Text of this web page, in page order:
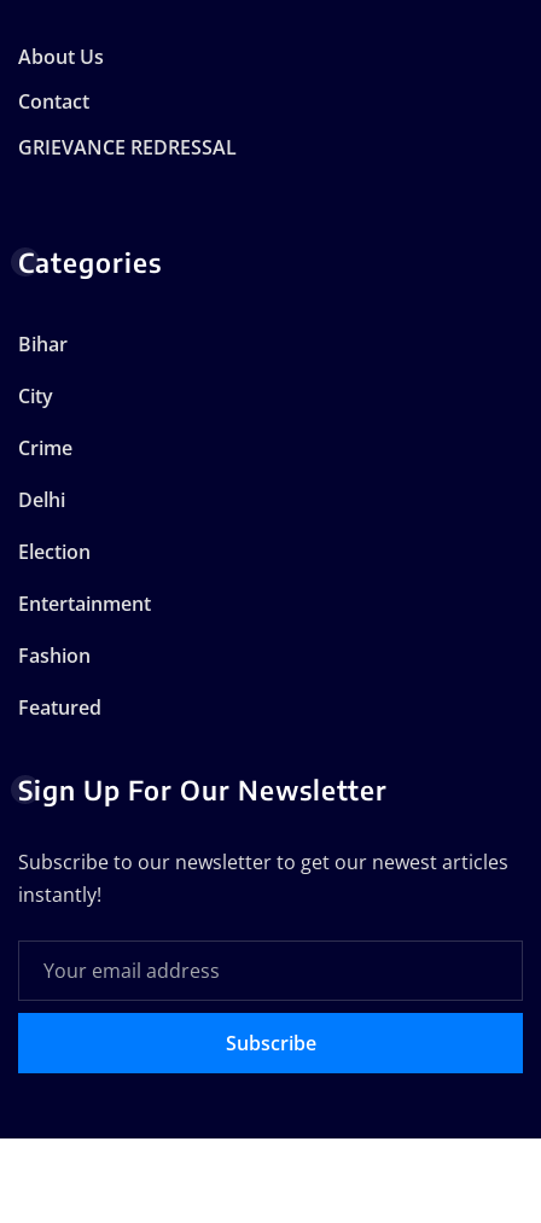
About Us
Contact
GRIEVANCE REDRESSAL
Categories
Bihar
City
Crime
Delhi
Election
Entertainment
Fashion
Featured
Sign Up For Our Newsletter
Subscribe to our newsletter to get our newest articles
instantly!
Subscribe